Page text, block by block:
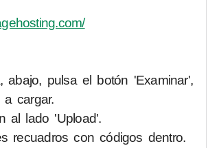
abajo, pulsa el botón 'Examinar',
cargar.
al lado 'Upload'.
recuadros con códigos dentro.